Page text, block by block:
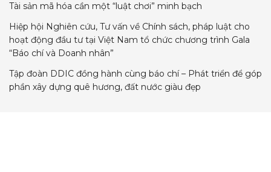
Tài sản mã hóa cần một “luật chơi” minh bạch
Hiệp hội Nghiên cứu, Tư vấn về Chính sách, pháp luật cho
hoạt động đầu tư tại Việt Nam tổ chức chương trình Gala
“Báo chí và Doanh nhân”
Tập đoàn DDIC đồng hành cùng báo chí – Phát triển để góp
phần xây dựng quê hương, đất nước giàu đẹp